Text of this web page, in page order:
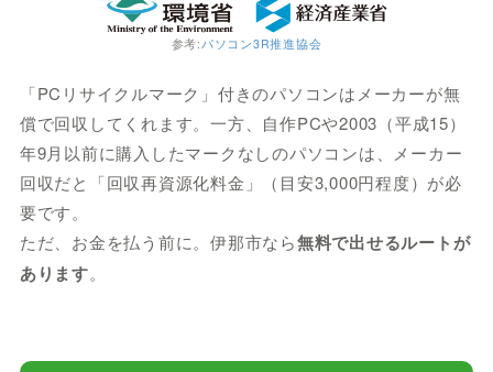
参考:パソコン3R推進協会
「PCリサイクルマーク」付きのパソコンはメーカーが無
償で回収してくれます。一方、自作PCや2003（平成15）
年9月以前に購入したマークなしのパソコンは、メーカー
回収だと「回収再資源化料金」（目安3,000円程度）が必
要です。
ただ、お金を払う前に。伊那市なら無料で出せるルートが
あります。